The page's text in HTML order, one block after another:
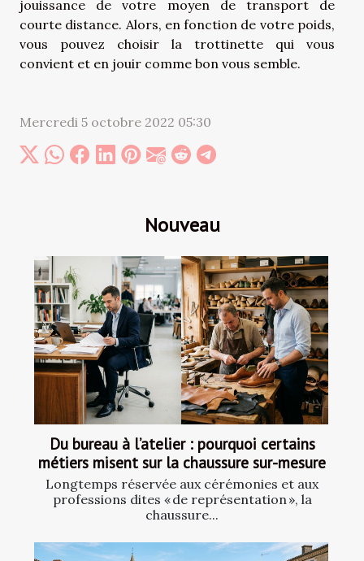
jouissance de votre moyen de transport de
courte distance. Alors, en fonction de votre poids,
vous pouvez choisir la trottinette qui vous
convient et en jouir comme bon vous semble.
Mercredi 5 octobre 2022 05:30
Nouveau
Du bureau à l’atelier : pourquoi certains
métiers misent sur la chaussure sur-mesure
Longtemps réservée aux cérémonies et aux
professions dites « de représentation », la
chaussure...